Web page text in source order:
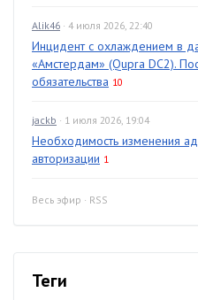
Alik46 · 4 июля 2026, 22:40
Инцидент с охлаждением в
«Амстердам» (Qupra DC2).
обязательства 10
jackb · 1 июля 2026, 19:04
Необходимость изменения
авторизации 1
Весь эфир · RSS
Теги